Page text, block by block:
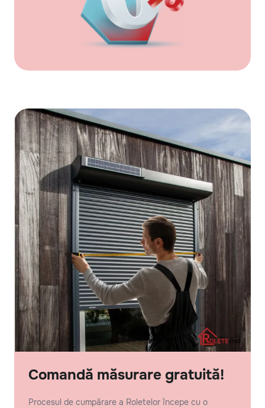
Comandă măsurare gratuită!
Procesul de cumpărare a Roletelor începe cu o